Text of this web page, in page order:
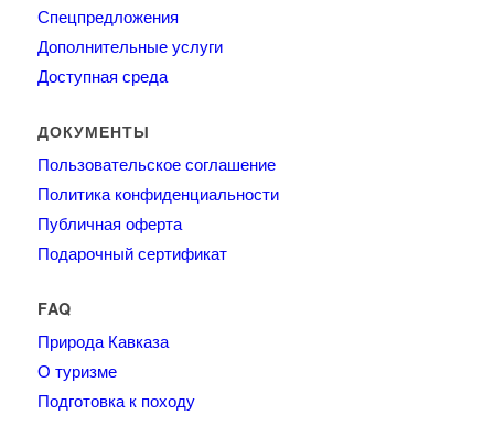
Спецпредложения
Дополнительные услуги
Доступная среда
ДОКУМЕНТЫ
Пользовательское соглашение
Политика конфиденциальности
Публичная оферта
Подарочный сертификат
FAQ
Природа Кавказа
О туризме
Подготовка к походу